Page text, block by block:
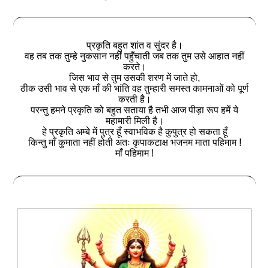
प्रकृति बहुत शांत व सुंदर है।
वह तब तक तुम्हे नुकसान नहीं पहुँचाती जब तक तुम उसे आहात नहीं
करते।
जिस भाव से तुम उसकी शरण में जाते हो,
ठीक उसी भाव से एक माँ की भांति वह तुम्हारी समस्त कामनाओं को पूर्ण
करती है।
परन्तु हमने प्रकृति को बहुत सताया है तभी आज पीड़ा रूप हमें ये
महामारी मिली है।
हे प्रकृति अम्बे में पुत्र हूँ स्वाभविक है कुपुत्र हो सकता हूँ
किन्तु माँ कुमाता नहीं होती अतः कृपाकटाक्ष भजनम माता पहिमाम !
माँ पहिमाम !